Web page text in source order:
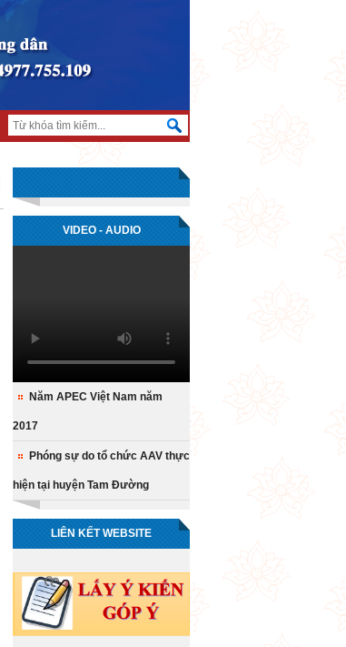
VIDEO - AUDIO
Năm APEC Việt Nam năm
2017
Phóng sự do tổ chức AAV thực
hiện tại huyện Tam Đường
LIÊN KẾT WEBSITE